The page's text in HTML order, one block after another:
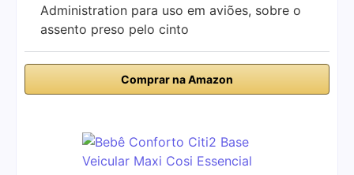
Administration para uso em aviões, sobre o
assento preso pelo cinto
Comprar na Amazon